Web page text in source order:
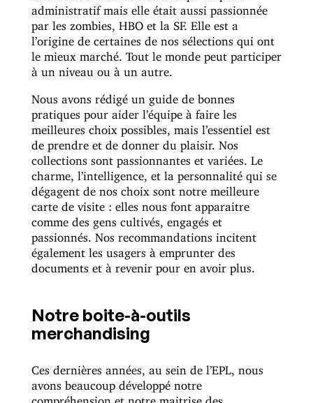
administratif mais elle était aussi passionnée
par les zombies, HBO et la SF. Elle est a
l’origine de certaines de nos sélections qui ont
le mieux marché. Tout le monde peut participer
à un niveau ou à un autre.
Nous avons rédigé un guide de bonnes
pratiques pour aider l’équipe à faire les
meilleures choix possibles, mais l’essentiel est
de prendre et de donner du plaisir. Nos
collections sont passionnantes et variées. Le
charme, l’intelligence, et la personnalité qui se
dégagent de nos choix sont notre meilleure
carte de visite : elles nous font apparaitre
comme des gens cultivés, engagés et
passionnés. Nos recommandations incitent
également les usagers à emprunter des
documents et à revenir pour en avoir plus.
Notre boite-à-outils
merchandising
Ces dernières années, au sein de l’EPL, nous
avons beaucoup développé notre
compréhension et notre maitrise des